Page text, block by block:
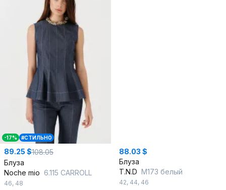
-17% #СТИЛЬНО
89.25 $108.05
Блуза
Noche mio 6.115 CARROLL
46, 48
88.03 $
Блуза
T.N.D М173 белый
42, 44, 46